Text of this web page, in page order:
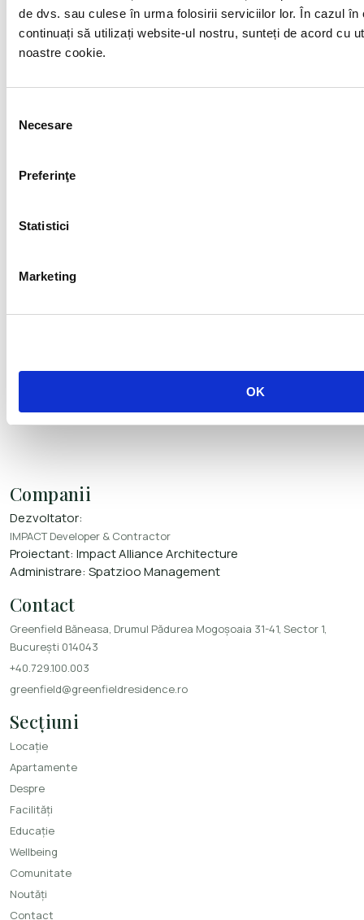
de dvs. sau culese în urma folosirii serviciilor lor. În cazul în
continuați să utilizați website-ul nostru, sunteți de acord cu
noastre cookie.
consimțământului
Necesare
Preferinţe
Statistici
Marketing
OK
Companii
Dezvoltator:
IMPACT Developer & Contractor
Proiectant: Impact Alliance Architecture
Administrare: Spatzioo Management
Contact
Greenfield Băneasa, Drumul Pădurea Mogoșoaia 31-41, Sector 1,
București 014043
+40.729.100.003
greenfield@greenfieldresidence.ro
Secțiuni
Locație
Apartamente
Despre
Facilități
Educație
Wellbeing
Comunitate
Noutăți
Contact